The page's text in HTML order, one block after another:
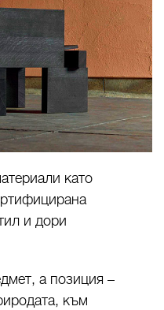
като
и дори
а позиция –
към